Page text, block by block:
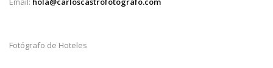
Fotógrafo de Hoteles